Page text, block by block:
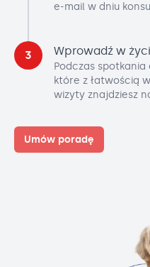
e-mail w dniu
3 Wprowadź w
Podczas
które z łatwością
wizyty znajdziesz
Umów poradę